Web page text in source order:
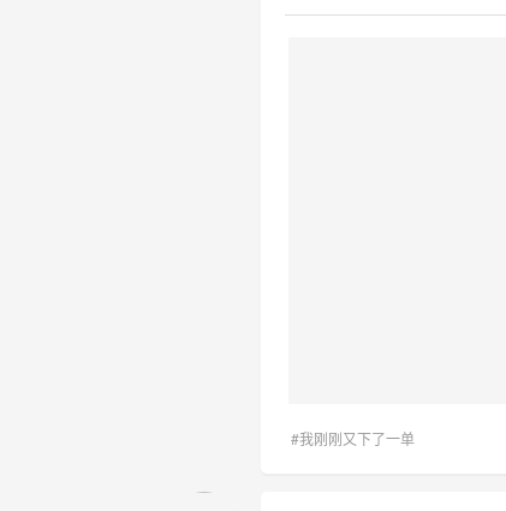
#我刚刚又下了一单